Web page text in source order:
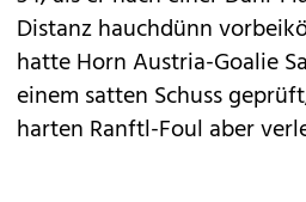
Distanz hauchdünn
hatte Horn Austria-Goalie
einem satten Schuss
harten Ranftl-Foul aber